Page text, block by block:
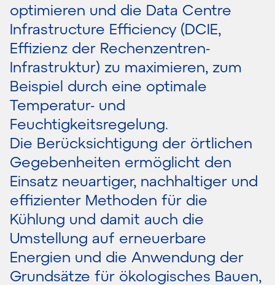
optimieren und die Data Centre
Infrastructure Efficiency (DCIE,
Effizienz der Rechenzentren-
Infrastruktur) zu maximieren, zum
Beispiel durch eine optimale
Temperatur- und
Feuchtigkeitsregelung.
Die Berücksichtigung der örtlichen
Gegebenheiten ermöglicht den
Einsatz neuartiger, nachhaltiger und
effizienter Methoden für die
Kühlung und damit auch die
Umstellung auf erneuerbare
Energien und die Anwendung der
Grundsätze für ökologisches Bauen,